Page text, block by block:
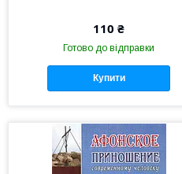
110 ₴
Готово до відправки
Купити